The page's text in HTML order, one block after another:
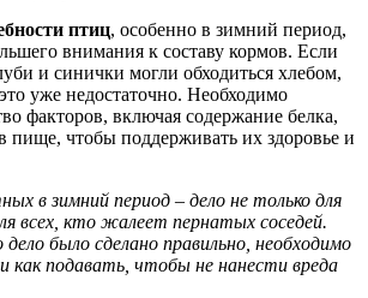
птиц, особенно в зимний период,
внимания к составу кормов. Если
и синички могли обходиться хлебом,
уже недостаточно. Необходимо
факторов, включая содержание белка,
пище, чтобы поддерживать их здоровье и
в зимний период – дело не только для
всех, кто жалеет пернатых соседей.
было сделано правильно, необходимо
как подавать, чтобы не нанести вреда